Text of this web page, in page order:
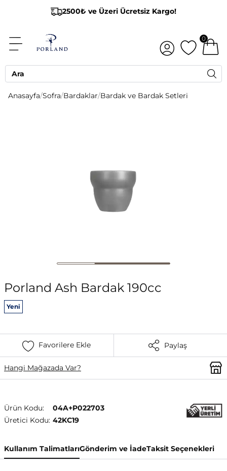
2500₺ ve Üzeri Ücretsiz Kargo!
0
Anasayfa/Sofra/Bardaklar/Bardak ve Bardak Setleri
Porland Ash Bardak 190cc
Yeni
Favorilere Ekle Paylaş
Hangi Mağazada Var?
Ürün Kodu:
04A+P022703
Üretici Kodu: 42KC19
Kullanım TalimatlarıGönderim ve İadeTaksit Seçenekleri